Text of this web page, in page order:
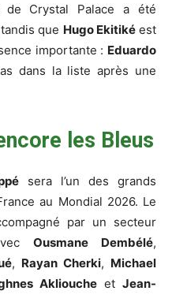
de Crystal Palace a été
que Hugo Ekitikéest
importante : Eduardo
dans la liste après une
les Bleus
sera l’un des grands
au Mondial 2026. Le
par un secteur
Ousmane Dembélé,
, Rayan Cherki, Michael
AklioucheetJean-